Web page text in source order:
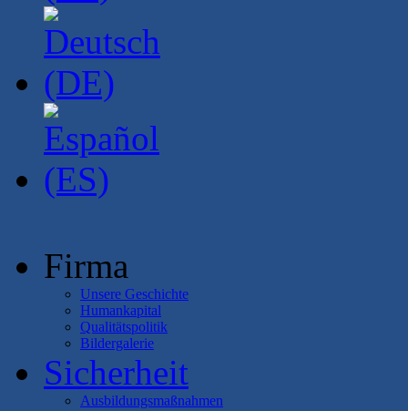
Firma
Unsere Geschichte
Humankapital
Qualitätspolitik
Bildergalerie
Sicherheit
Ausbildungsmaßnahmen